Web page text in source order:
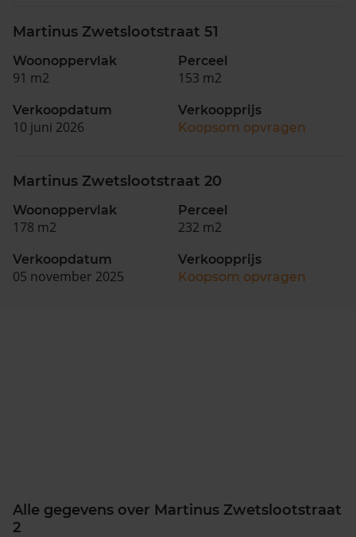
Martinus Zwetslootstraat 51
Woonoppervlak
91 m2
Perceel
153 m2
Verkoopdatum
10 juni 2026
Verkoopprijs
Koopsom opvragen
Martinus Zwetslootstraat 20
Woonoppervlak
178 m2
Perceel
232 m2
Verkoopdatum
05 november 2025
Verkoopprijs
Koopsom opvragen
Alle gegevens over Martinus Zwetslootstraat
2